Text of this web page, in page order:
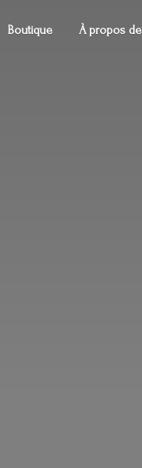
Boutique À propos de